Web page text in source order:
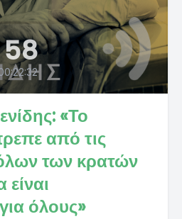
«Το
από τις
των κρατών
όλους»